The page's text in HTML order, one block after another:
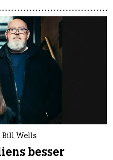
Bill Wells
besser